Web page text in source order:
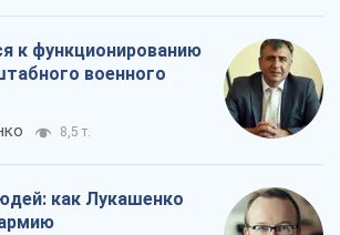
к функционированию
военного
8,5 т.
как Лукашенко